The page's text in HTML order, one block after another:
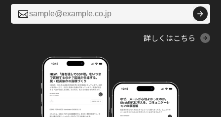

詳しくはこちら